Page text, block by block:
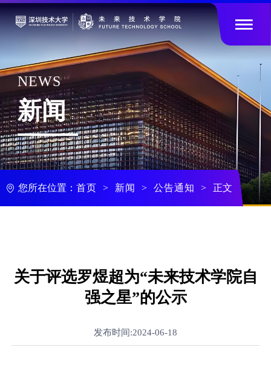

NEWS
新闻
 您所在位置： 首页 新闻 公告通知 学工
正文
关于评选罗煜超为“未来技术学院自
强之星”的公示
发布时间:2024-06-18